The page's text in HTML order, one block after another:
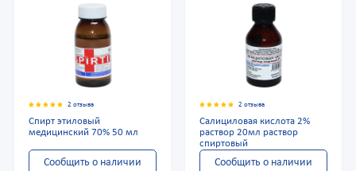
2 отзыва
Спирт этиловый
медицинский 70% 50 мл
Сообщить о наличии
2 отзыва
Салициловая кислота 2%
раствор 20мл раствор
спиртовый
Сообщить о наличии